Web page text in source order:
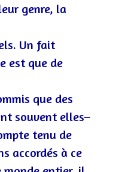
genre, la
Un fait
est que de
que des
souvent elles–
tenu de
accordés à ce